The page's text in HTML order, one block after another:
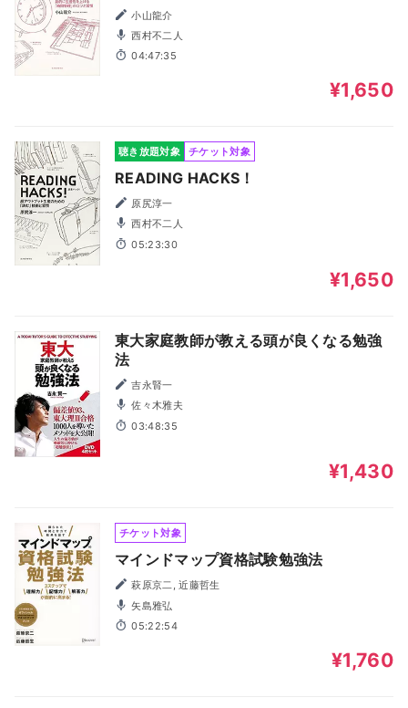
小山龍介
西村不二人
04:47:35
¥1,650
聴き放題対象 チケット対象
READING HACKS！
原尻淳一
西村不二人
05:23:30
¥1,650
東大家庭教師が教える頭が良くなる勉強
法
吉永賢一
佐々木雅夫
03:48:35
¥1,430
チケット対象
マインドマップ資格試験勉強法
萩原京二, 近藤哲生
矢島雅弘
05:22:54
¥1,760